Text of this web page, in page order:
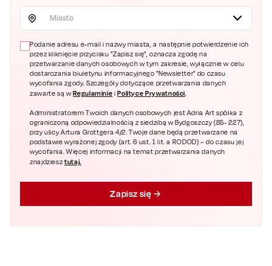
Miasto
Podanie adresu e-mail i nazwy miasta, a następnie potwierdzenie ich
przez kliknięcie przycisku "Zapisz się", oznacza zgodę na
przetwarzanie danych osobowych w tym zakresie, wyłącznie w celu
dostarczania biuletynu informacyjnego "Newsletter" do czasu
wycofania zgody. Szczegóły dotyczące przetwarzania danych
zawarte są wRegulaminie iPolityce Prywatności.
Administratorem Twoich danych osobowych jest Adria Art spółka z
ograniczoną odpowiedzialnością z siedzibą w Bydgoszczy (85- 227),
przy ulicy Artura Grottgera 4/2. Twoje dane będą przetwarzane na
podstawie wyrażonej zgody (art. 6 ust. 1 lit. a RODOD) – do czasu jej
wycofania. Więcej informacji na temat przetwarzania danych
znajdziesztutaj.
Zapisz się